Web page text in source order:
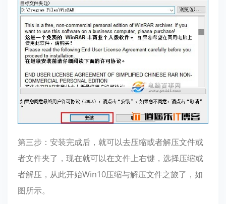
第三步：安装完成后，就可以去压缩或者解压文件或
者文件夹了，现在就可以在文件上右键，选择压缩或
者解压，从此开始Win10压缩与解压文件之旅了，如
图所示。